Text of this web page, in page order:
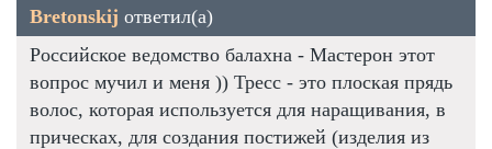
Bretonskij ответил(а)
Российское ведомство балахна - Мастерон этот
вопрос мучил и меня )) Тресс - это плоская прядь
волос, которая используется для наращивания, в
прическах, для создания постижей (изделия из